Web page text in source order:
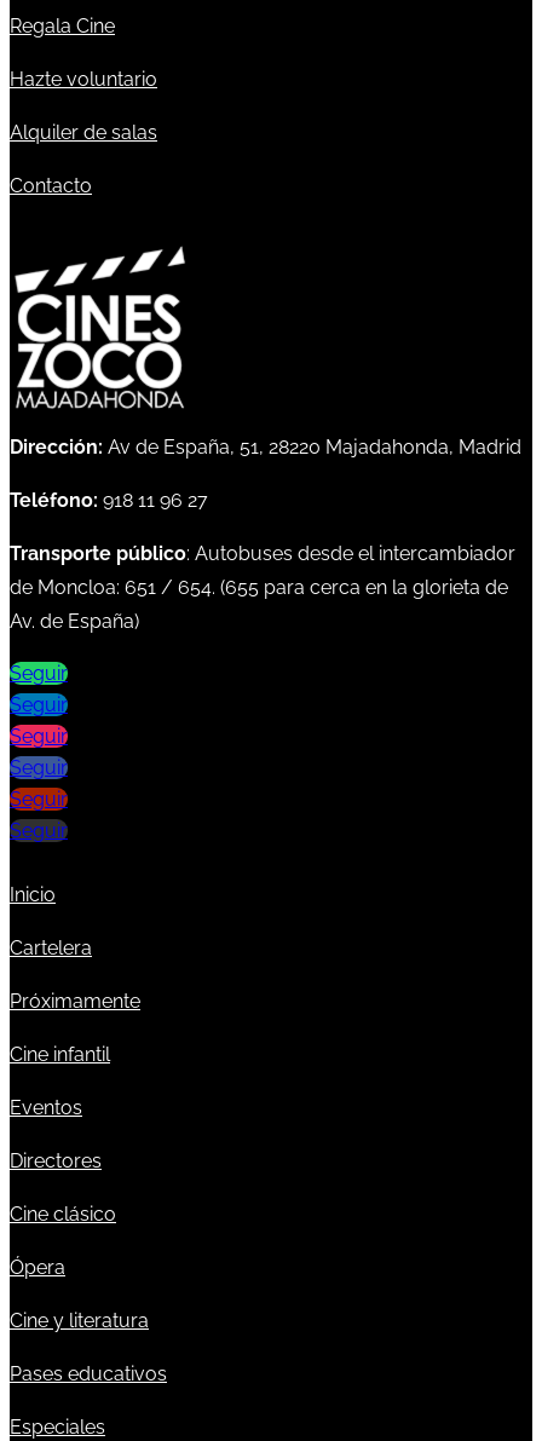
Regala Cine
Hazte voluntario
Alquiler de salas
Contacto
Dirección: Av de España, 51, 28220 Majadahonda, Madrid
Teléfono: 918 11 96 27
Transporte público: Autobuses desde el intercambiador
de Moncloa: 651 / 654. (655 para cerca en la glorieta de
Av. de España)
Seguir
Seguir
Seguir
Seguir
Seguir
Seguir
Inicio
Cartelera
Próximamente
Cine infantil
Eventos
Directores
Cine clásico
Ópera
Cine y literatura
Pases educativos
Especiales